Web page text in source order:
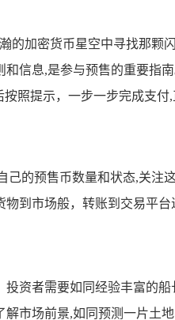
的加密货币星空中寻找那颗闪
信息,是参与预售的重要指南
照提示，一步一步完成支付,
的预售币数量和状态,关注
到市场般，转账到交易平台
资者需要如同经验丰富的
市场前景,如同预测一片土地